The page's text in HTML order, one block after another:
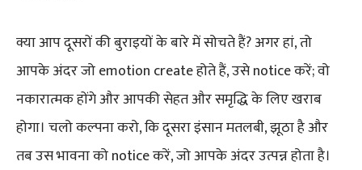
क्या आप दूसरों की बुराइयों के बारे में सोचते हैं? अगर हां, तो
आपके अंदर जो emotion create होते हैं, उसे notice करें; वो
नकारात्मक होंगे और आपकी सेहत और समृद्धि के लिए खराब
होगा। चलो कल्पना करो, कि दूसरा इंसान मतलबी, झूठा है और
तब उस भावना को notice करें, जो आपके अंदर उत्पन्न होता है।